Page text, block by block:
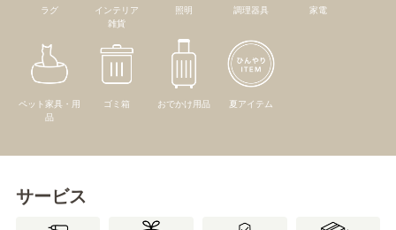
ラグ
インテリア
雑貨
照明 調理器具 家電
ペット家具・用
品
ゴミ箱 おでかけ用品 夏アイテム
サービス